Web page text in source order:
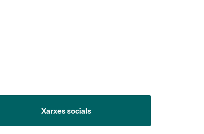
Xarxes socials